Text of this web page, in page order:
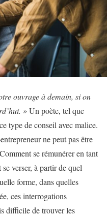
ouvrage à demain, si on
»Un poète, tel que
type de conseil avec malice.
ne peut pas être
se rémunérer en tant
verser, à partir de quel
forme, dans quelles
ces interrogations
difficile de trouver les